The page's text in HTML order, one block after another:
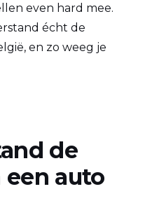
even hard mee.
écht de
en zo weeg je
de
een auto